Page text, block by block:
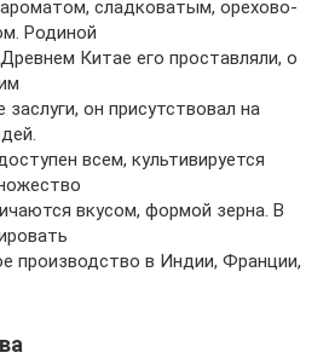
сладковатым, орехово-
Родиной
Китае его проставляли, о
он присутствовал на
всем, культивируется
вкусом, формой зерна. В
производство в Индии, Франции,